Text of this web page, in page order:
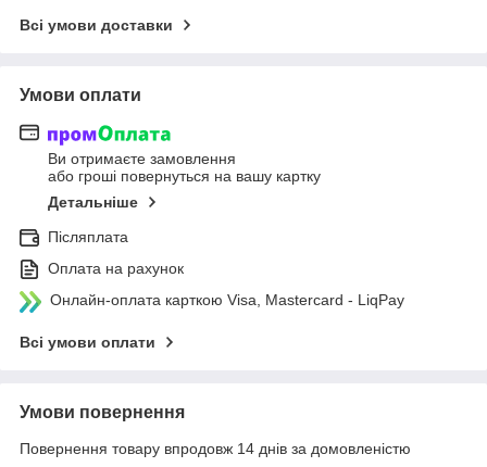
Всі умови доставки
Умови оплати
Ви отримаєте замовлення
або гроші повернуться на вашу картку
Детальніше
Післяплата
Оплата на рахунок
Онлайн-оплата карткою Visa, Mastercard - LiqPay
Всі умови оплати
Умови повернення
Повернення товару впродовж 14 днів за домовленістю